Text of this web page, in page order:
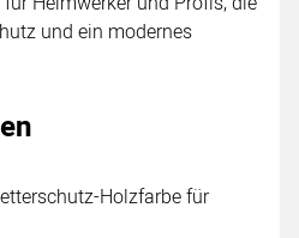
und ein modernes
Holzfarbe für